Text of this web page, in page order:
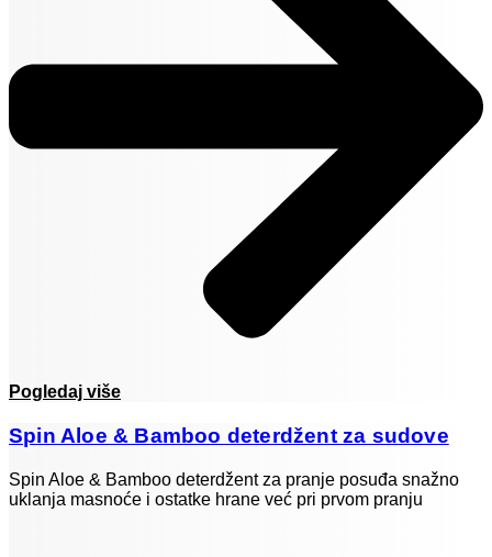
Pogledaj više
Spin Aloe & Bamboo deterdžent za sudove
Spin Aloe & Bamboo deterdžent za pranje posuđa snažno
uklanja masnoće i ostatke hrane već pri prvom pranju